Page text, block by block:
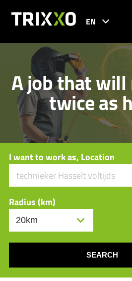
EN
A job that will
twice as
I want to work as, Location
Radius (km)
SEARCH